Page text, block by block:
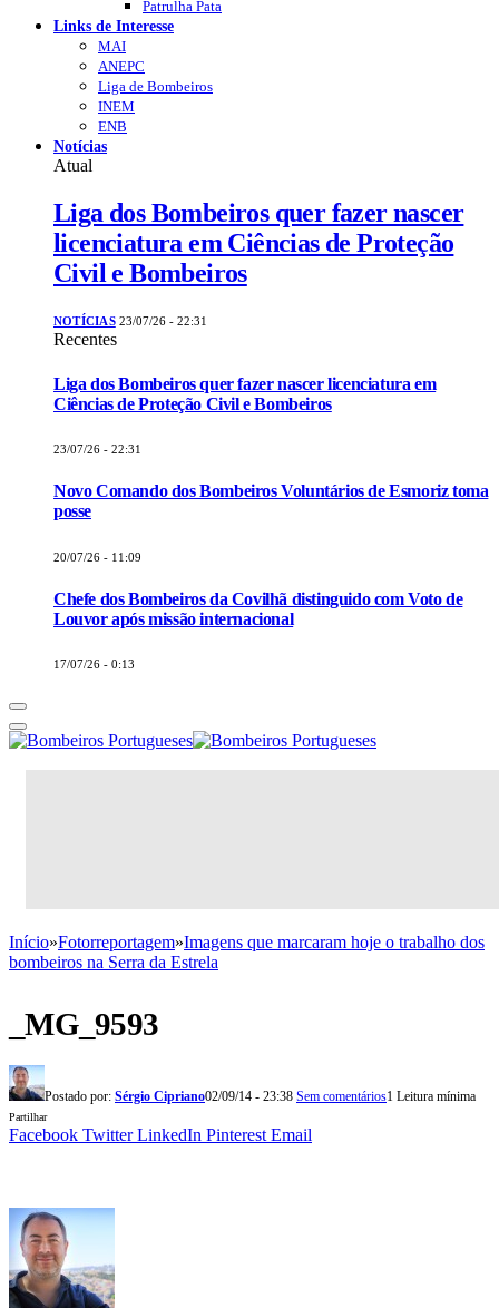
Patrulha Pata
Links de Interesse
MAI
ANEPC
Liga de Bombeiros
INEM
ENB
Notícias
Atual
Liga dos Bombeiros quer fazer nascer
licenciatura em Ciências de Proteção
Civil e Bombeiros
NOTÍCIAS 23/07/26 - 22:31
Recentes
Liga dos Bombeiros quer fazer nascer licenciatura em
Ciências de Proteção Civil e Bombeiros
23/07/26 - 22:31
Novo Comando dos Bombeiros Voluntários de Esmoriz toma
posse
20/07/26 - 11:09
Chefe dos Bombeiros da Covilhã distinguido com Voto de
Louvor após missão internacional
17/07/26 - 0:13
Início»Fotorreportagem»Imagens que marcaram hoje o trabalho dos
bombeiros na Serra da Estrela
_MG_9593
Postado por: Sérgio Cipriano02/09/14 - 23:38 Sem comentários1 Leitura mínima
Partilhar
Facebook Twitter LinkedIn Pinterest Email